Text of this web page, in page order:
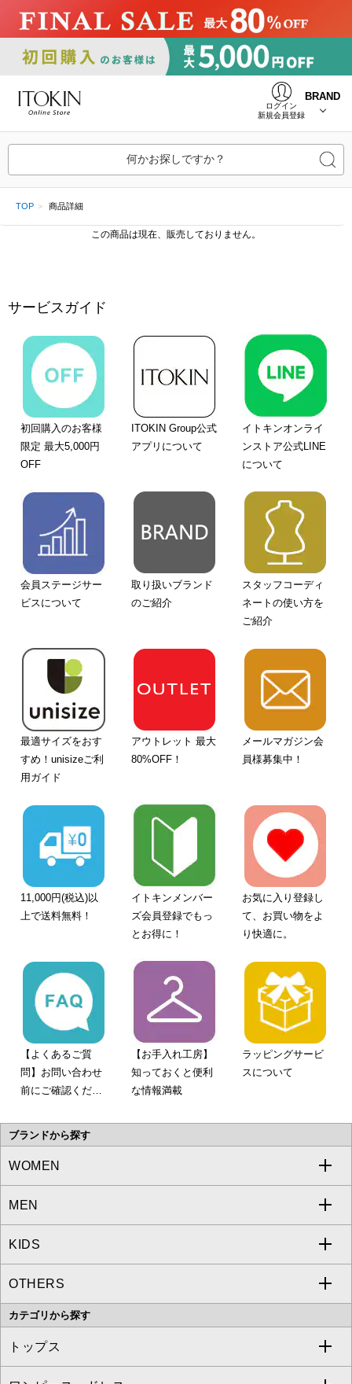
ログイン
新規会員登録
BRAND
何かお探しですか？
TOP 商品詳細
この商品は現在、販売しておりません。
サービスガイド
初回購入のお客様
限定 最大5,000円
OFF
ITOKIN Group公式
アプリについて
イトキンオンライ
ンストア公式LINE
について
会員ステージサー
ビスについて
取り扱いブランド
のご紹介
スタッフコーディ
ネートの使い方を
ご紹介
最適サイズをおす
すめ！unisizeご利
用ガイド
アウトレット 最大
80%OFF！
メールマガジン会
員様募集中！
11,000円(税込)以
上で送料無料！
イトキンメンバー
ズ会員登録でもっ
とお得に！
お気に入り登録し
て、お買い物をよ
り快適に。
【よくあるご質
問】お問い合わせ
前にご確認くださ
【お手入れ工房】
知っておくと便利
な情報満載
ラッピングサービ
スについて
ブランドから探す
WOMEN
a.v.v
MICHEL KLEIN
MK MICHEL KLEIN
OFUON le MK
MEN
a.v.v
MICHEL KLEIN HOMME
MK MICHEL KLEIN HOMME
KIDS
a.v.v
OTHERS
MK MICHEL KLEIN BAG
カテゴリから探す
トップス